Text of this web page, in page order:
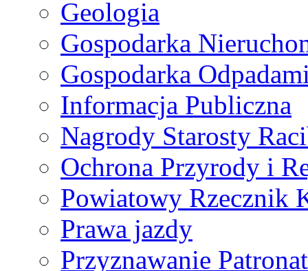
Geologia
Gospodarka
Gospodarka
Informacja Publiczna
Nagrody Starosty
Ochrona Przyrody i
Powiatowy Rzecznik
Prawa jazdy
Przyznawanie